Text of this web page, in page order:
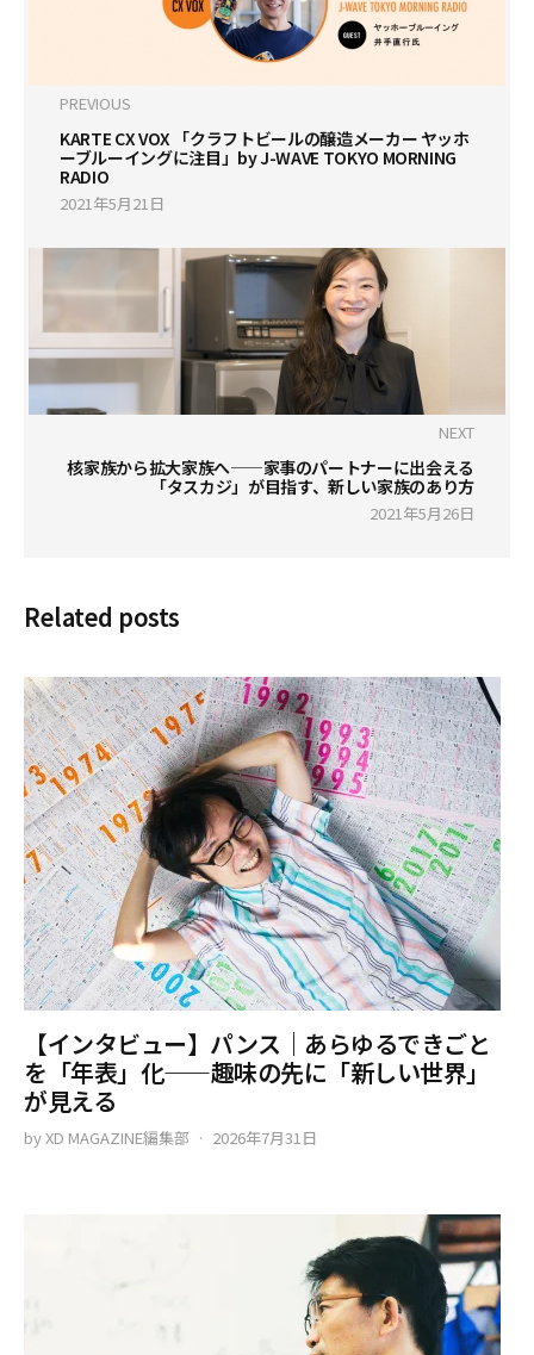
PREVIOUS
KARTE CX VOX 「クラフトビールの醸造メーカー ヤッホ
ーブルーイングに注目」by J-WAVE TOKYO MORNING
RADIO
2021年5月21日
NEXT
核家族から拡大家族へ——家事のパートナーに出会える
「タスカジ」が目指す、新しい家族のあり方
2021年5月26日
Related posts
【インタビュー】パンス｜あらゆるできごと
を「年表」化——趣味の先に「新しい世界」
が見える
byXD MAGAZINE編集部 2026年7月31日